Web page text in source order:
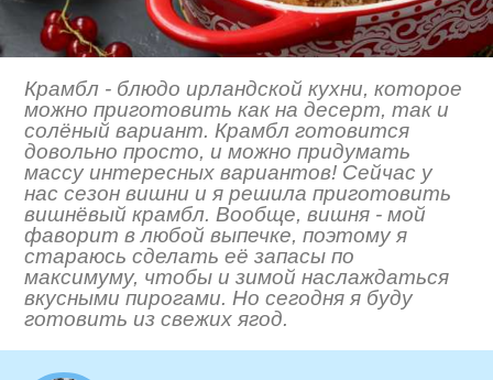
Крамбл - блюдо ирландской кухни, которое
можно приготовить как на десерт, так и
солёный вариант. Крамбл готовится
довольно просто, и можно придумать
массу интересных вариантов! Сейчас у
нас сезон вишни и я решила приготовить
вишнёвый крамбл. Вообще, вишня - мой
фаворит в любой выпечке, поэтому я
стараюсь сделать её запасы по
максимуму, чтобы и зимой наслаждаться
вкусными пирогами. Но сегодня я буду
готовить из свежих ягод.